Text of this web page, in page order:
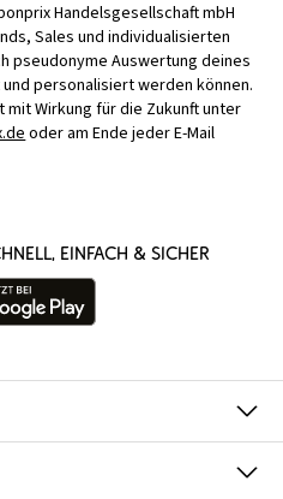
Handelsgesellschaft mbH
Sales und individualisierten
pseudonyme Auswertung deines
personalisiert werden können.
Wirkung für die Zukunft unter
oder am Ende jeder E-Mail
einfach & sicher